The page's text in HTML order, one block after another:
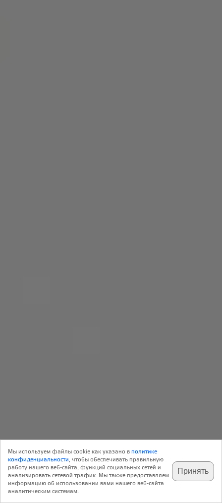
29 Сентября 2014 17 Архитектура
Международная архитектурная премия музея «Атенеум»
подпишитесь на наш
телеграм @archi_ru
✕
Мы используем файлы cookie как указано вполитике
конфиденциальности, чтобы обеспечивать правильную
работу нашего веб-сайта, функций социальных сетей и
анализировать сетевой трафик. Мы также предоставляем
информацию об использовании вами нашего веб-сайта
аналитическим системам.
Принять